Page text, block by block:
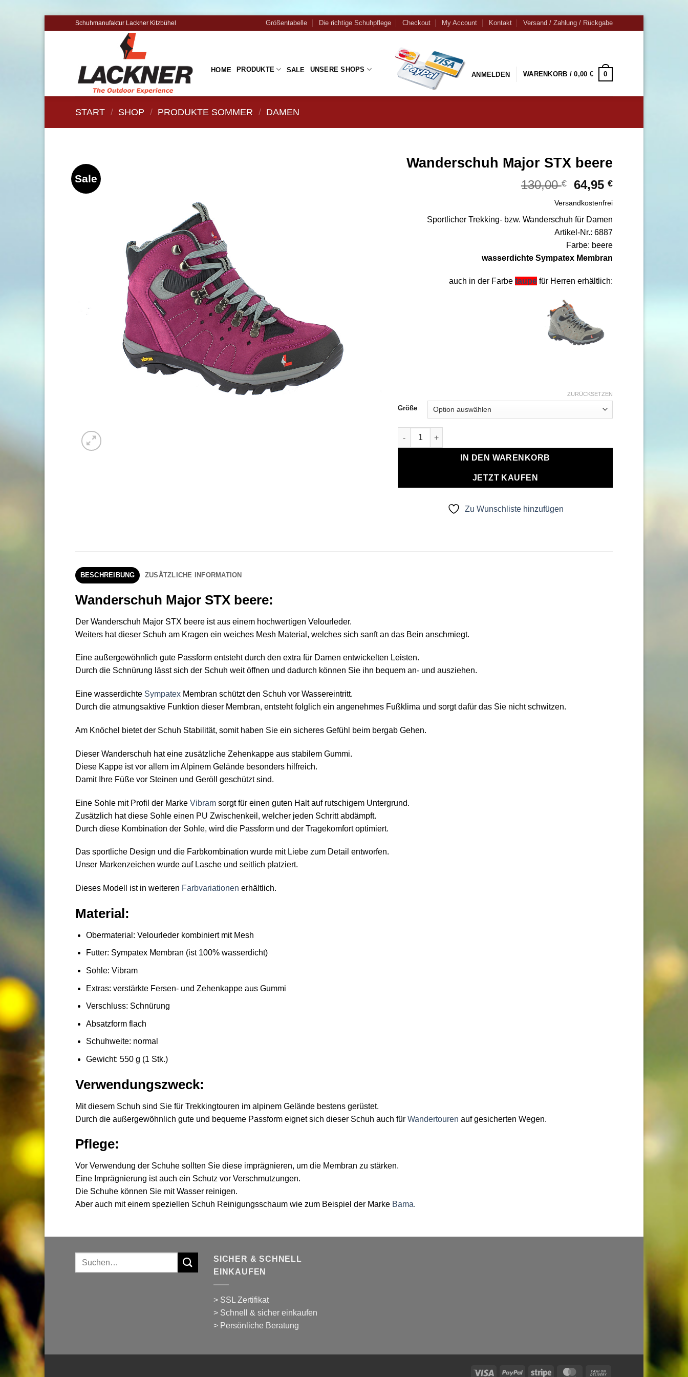
Schuhmanufaktur Lackner Kitzbühel Größentabelle Die richtige Schuhpflege Checkout My Account Kontakt Versand / Zahlung / Rückgabe
HOME PRODUKTE SALE UNSERE SHOPS
ANMELDEN WARENKORB /0,00 € 0
START / SHOP / PRODUKTE SOMMER / DAMEN
Sale
Wanderschuh Major STX beere
130,00€
Ursprünglicher
war:
130,00 €
64,95 €Aktueller
ist:
Versandkostenfrei
Sportlicher Trekking- bzw. Wanderschuh für Damen
Artikel-Nr.: 6887
Farbe: beere
wasserdichte Sympatex Membran
auch in der Farbe taupe für Herren erhältlich:
Größe
ZURÜCKSETZEN
Wanderschuh Major STX beere Menge
IN DEN WARENKORB
JETZT KAUFEN
Zu Wunschliste hinzufügen
BESCHREIBUNG ZUSÄTZLICHE INFORMATION
Wanderschuh Major STX beere:
Der Wanderschuh Major STX beere ist aus einem hochwertigen Velourleder.
Weiters hat dieser Schuh am Kragen ein weiches Mesh Material, welches sich sanft an das Bein anschmiegt.
Eine außergewöhnlich gute Passform entsteht durch den extra für Damen entwickelten Leisten.
Durch die Schnürung lässt sich der Schuh weit öffnen und dadurch können Sie ihn bequem an- und ausziehen.
Eine wasserdichte Sympatex Membran schützt den Schuh vor Wassereintritt.
Durch die atmungsaktive Funktion dieser Membran, entsteht folglich ein angenehmes Fußklima und sorgt dafür das Sie nicht schwitzen.
Am Knöchel bietet der Schuh Stabilität, somit haben Sie ein sicheres Gefühl beim bergab Gehen.
Dieser Wanderschuh hat eine zusätzliche Zehenkappe aus stabilem Gummi.
Diese Kappe ist vor allem im Alpinem Gelände besonders hilfreich.
Damit Ihre Füße vor Steinen und Geröll geschützt sind.
Eine Sohle mit Profil der Marke Vibram sorgt für einen guten Halt auf rutschigem Untergrund.
Zusätzlich hat diese Sohle einen PU Zwischenkeil, welcher jeden Schritt abdämpft.
Durch diese Kombination der Sohle, wird die Passform und der Tragekomfort optimiert.
Das sportliche Design und die Farbkombination wurde mit Liebe zum Detail entworfen.
Unser Markenzeichen wurde auf Lasche und seitlich platziert.
Dieses Modell ist in weiteren Farbvariationen erhältlich.
Material:
Obermaterial: Velourleder kombiniert mit Mesh
Futter: Sympatex Membran (ist 100% wasserdicht)
Sohle: Vibram
Extras: verstärkte Fersen- und Zehenkappe aus Gummi
Verschluss: Schnürung
Absatzform flach
Schuhweite: normal
Gewicht: 550 g (1 Stk.)
Verwendungszweck:
Mit diesem Schuh sind Sie für Trekkingtouren im alpinem Gelände bestens gerüstet.
Durch die außergewöhnlich gute und bequeme Passform eignet sich dieser Schuh auch für Wandertouren auf gesicherten Wegen.
Pflege:
Vor Verwendung der Schuhe sollten Sie diese imprägnieren, um die Membran zu stärken.
Eine Imprägnierung ist auch ein Schutz vor Verschmutzungen.
Die Schuhe können Sie mit Wasser reinigen.
Aber auch mit einem speziellen Schuh Reinigungsschaum wie zum Beispiel der Marke Bama.
Suchen
SICHER & SCHNELL
EINKAUFEN
> SSL Zertifikat
> Schnell & sicher einkaufen
> Persönliche Beratung
Visa PayPal Stripe MasterCard